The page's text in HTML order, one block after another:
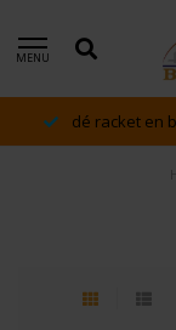
MENU
dé racket en